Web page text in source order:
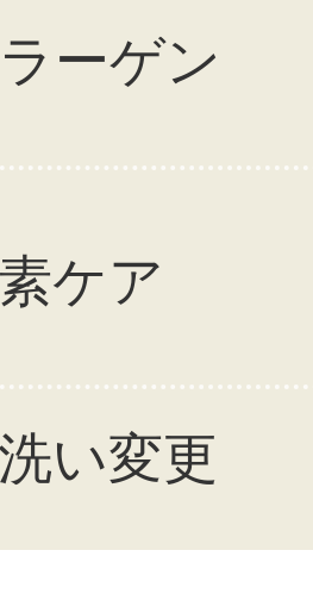
ーゲン
ケア
い変更